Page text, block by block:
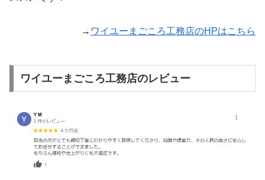
→ ワイユーまごころ工務店のHPはこちら
ワイユーまごころ工務店のレビュー